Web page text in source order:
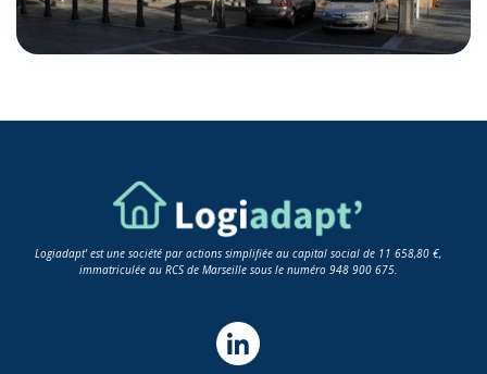
Logiadapt' est une société par actions simplifiée au capital social de 11 658,80 €,
immatriculée au RCS de Marseille sous le numéro 948 900 675.